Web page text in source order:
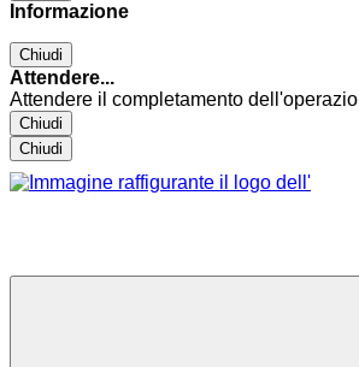
Informazione
Chiudi
Attendere...
Attendere il completamento
Chiudi
Chiudi